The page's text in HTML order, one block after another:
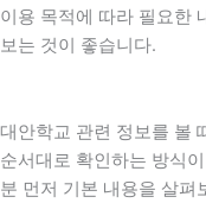
이용 목적에 따라 필요한
보는 것이 좋습니다.
대안학교 관련 정보를 볼
순서대로 확인하는 방식
분 먼저 기본 내용을 살펴